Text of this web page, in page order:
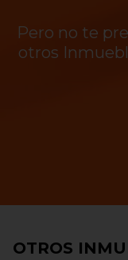
Pero no te
otros
OTROS